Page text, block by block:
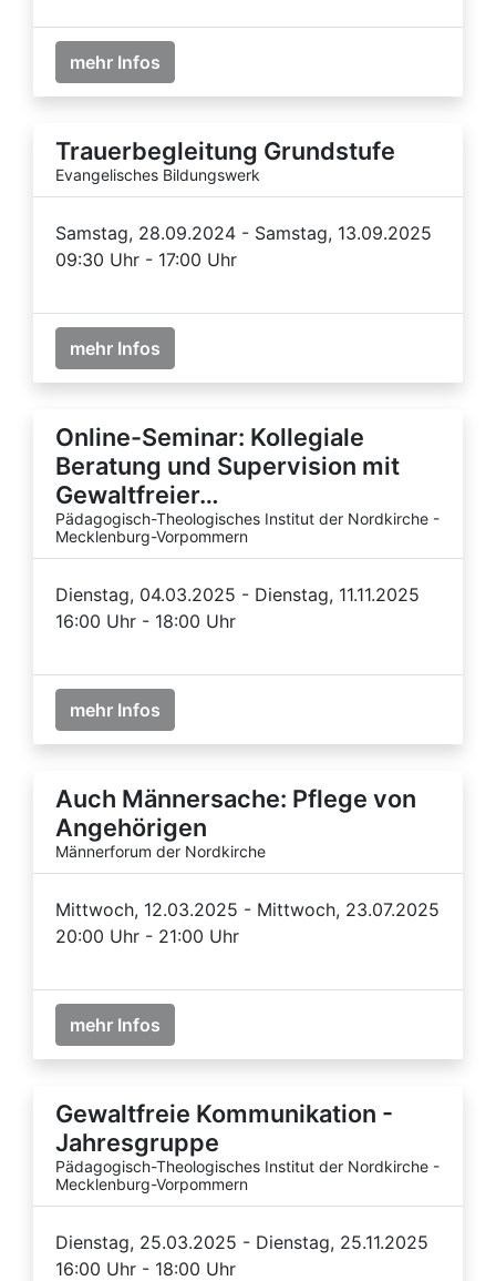
mehr Infos
Trauerbegleitung Grundstufe
Evangelisches Bildungswerk
Samstag, 28.09.2024 - Samstag, 13.09.2025
09:30 Uhr - 17:00 Uhr
mehr Infos
Online-Seminar: Kollegiale
Beratung und Supervision mit
Gewaltfreier…
Pädagogisch-Theologisches Institut der Nordkirche -
Mecklenburg-Vorpommern
Dienstag, 04.03.2025 - Dienstag, 11.11.2025
16:00 Uhr - 18:00 Uhr
mehr Infos
Auch Männersache: Pflege von
Angehörigen
Männerforum der Nordkirche
Mittwoch, 12.03.2025 - Mittwoch, 23.07.2025
20:00 Uhr - 21:00 Uhr
mehr Infos
Gewaltfreie Kommunikation -
Jahresgruppe
Pädagogisch-Theologisches Institut der Nordkirche -
Mecklenburg-Vorpommern
Dienstag, 25.03.2025 - Dienstag, 25.11.2025
16:00 Uhr - 18:00 Uhr